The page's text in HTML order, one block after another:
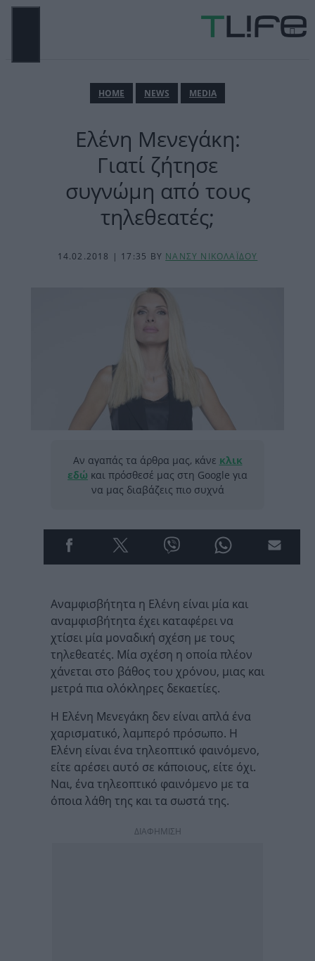
Μετάβαση
ΗΟΜΕ NEWS MEDIA
Ελένη Μενεγάκη:
Γιατί ζήτησε
συγνώμη από τους
τηλεθεατές;
14.02.2018 | 17:35 BY ΝΑΝΣΥ ΝΙΚΟΛΑΪΔΟΥ
Αν αγαπάς τα άρθρα μας, κάνε κλικ
εδώ και πρόσθεσέ μας στη Google για
να μας διαβάζεις πιο συχνά
Αναμφισβήτητα η Ελένη είναι μία και
αναμφισβήτητα έχει καταφέρει να
χτίσει μία μοναδική σχέση με τους
τηλεθεατές. Μία σχέση η οποία πλέον
χάνεται στο βάθος του χρόνου, μιας και
μετρά πια ολόκληρες δεκαετίες.
Η Ελένη Μενεγάκη δεν είναι απλά ένα
χαρισματικό, λαμπερό πρόσωπο. Η
Ελένη είναι ένα τηλεοπτικό φαινόμενο,
είτε αρέσει αυτό σε κάποιους, είτε όχι.
Ναι, ένα τηλεοπτικό φαινόμενο με τα
όποια λάθη της και τα σωστά της.
ΔΙΑΦΗΜΙΣΗ